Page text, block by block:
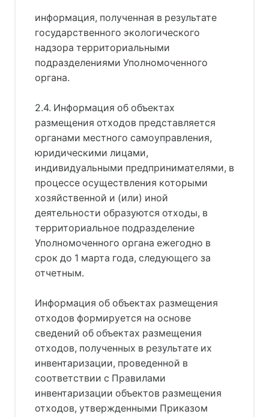
информация, полученная в результате
государственного экологического
надзора территориальными
подразделениями Уполномоченного
органа.
2.4. Информация об объектах
размещения отходов представляется
органами местного самоуправления,
юридическими лицами,
индивидуальными предпринимателями, в
процессе осуществления которыми
хозяйственной и (или) иной
деятельности образуются отходы, в
территориальное подразделение
Уполномоченного органа ежегодно в
срок до 1 марта года, следующего за
отчетным.
Информация об объектах размещения
отходов формируется на основе
сведений об объектах размещения
отходов, полученных в результате их
инвентаризации, проведенной в
соответствии с Правилами
инвентаризации объектов размещения
отходов, утвержденными Приказом